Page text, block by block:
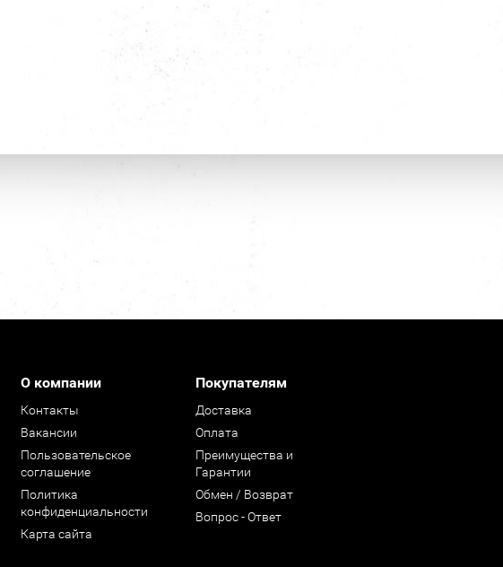
О компании
Контакты
Вакансии
Пользовательское
соглашение
Политика
конфиденциальности
Карта сайта
Покупателям
Доставка
Оплата
Преимущества и
Гарантии
Обмен / Возврат
Вопрос - Ответ